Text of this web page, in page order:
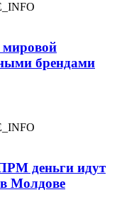
мировой
брендами
деньги идут
Молдове